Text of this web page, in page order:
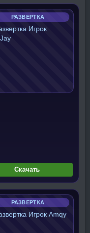
РАЗВЕРТКА
Скачать
РАЗВЕРТКА